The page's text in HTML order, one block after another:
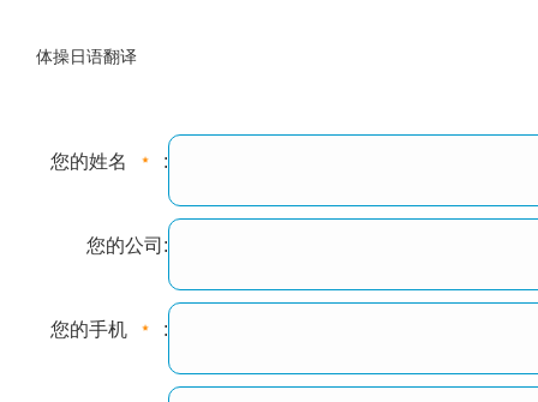
体操日语翻译
您的姓名 :
您的公司:
您的手机 :